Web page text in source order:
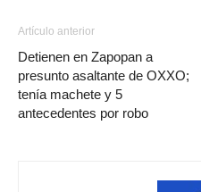
Artículo anterior
Detienen en Zapopan a
presunto asaltante de OXXO;
tenía machete y 5
antecedentes por robo